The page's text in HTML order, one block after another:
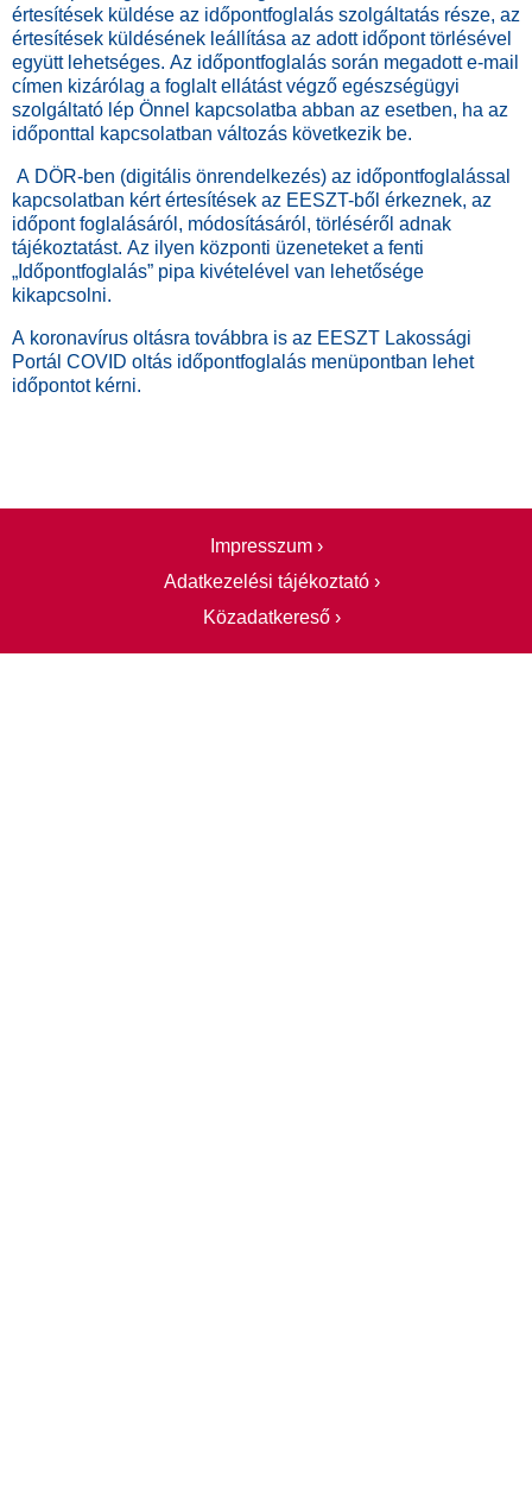
értesítések küldése az időpontfoglalás szolgáltatás része, az
értesítések küldésének leállítása az adott időpont törlésével
együtt lehetséges. Az időpontfoglalás során megadott e-mail
címen kizárólag a foglalt ellátást végző egészségügyi
szolgáltató lép Önnel kapcsolatba abban az esetben, ha az
időponttal kapcsolatban változás következik be.
A DÖR-ben (digitális önrendelkezés) az időpontfoglalással
kapcsolatban kért értesítések az EESZT-ből érkeznek, az
időpont foglalásáról, módosításáról, törléséről adnak
tájékoztatást. Az ilyen központi üzeneteket a fenti
„Időpontfoglalás” pipa kivételével van lehetősége
kikapcsolni.
A koronavírus oltásra továbbra is az EESZT Lakossági
Portál COVID oltás időpontfoglalás menüpontban lehet
időpontot kérni.
Impresszum ›
Adatkezelési tájékoztató ›
Közadatkereső ›